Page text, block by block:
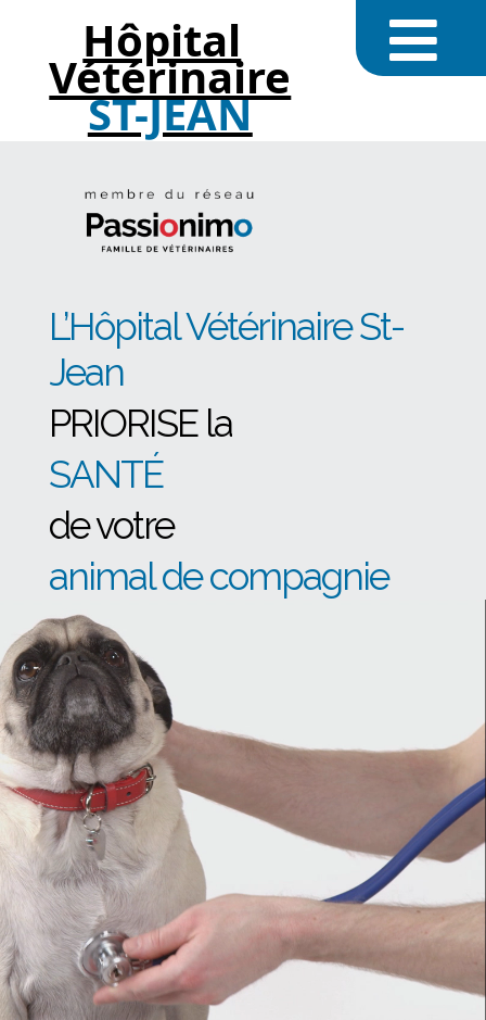
Hôpital
Vétérinaire
ST-JEAN
L’Hôpital Vétérinaire St-
Jean
PRIORISE la
SANTÉ
de votre
animal de compagnie